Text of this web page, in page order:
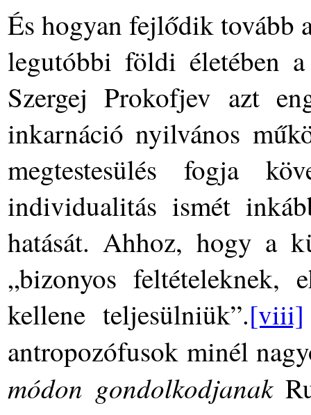
És hogyan fejlődik tovább
legutóbbi földi életében
Szergej Prokofjev azt
inkarnáció nyilvános
megtestesülés fogja
individualitás ismét
hatását. Ahhoz, hogy a
„bizonyos feltételeknek,
kellene teljesülniük”.[viii]
antropozófusok minél
módon gondolkodjanak